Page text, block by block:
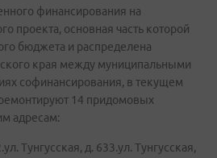
финансирования на
проекта, основная часть которой
бюджета и распределена
края между муниципальными
софинансирования, в текущем
14 придомовых
адресам:
Тунгусская, д. 633.ул. Тунгусская,